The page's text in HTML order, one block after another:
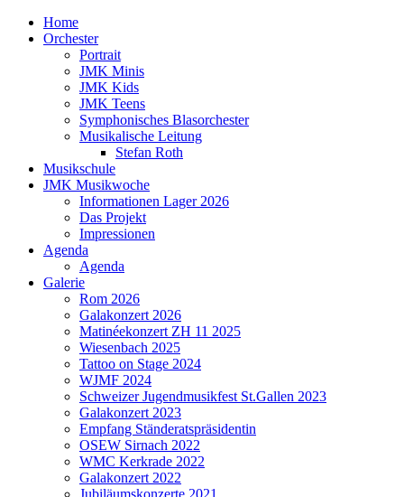
Home
Orchester
Portrait
JMK Minis
JMK Kids
JMK Teens
Symphonisches Blasorchester
Musikalische Leitung
Stefan Roth
Musikschule
JMK Musikwoche
Informationen Lager 2026
Das Projekt
Impressionen
Agenda
Agenda
Galerie
Rom 2026
Galakonzert 2026
Matinéekonzert ZH 11 2025
Wiesenbach 2025
Tattoo on Stage 2024
WJMF 2024
Schweizer Jugendmusikfest St.Gallen 2023
Galakonzert 2023
Empfang Ständeratspräsidentin
OSEW Sirnach 2022
WMC Kerkrade 2022
Galakonzert 2022
Jubiläumskonzerte 2021